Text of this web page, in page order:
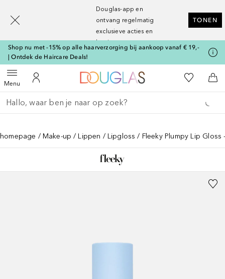
Douglas-app en
ontvang regelmatig
exclusieve acties en
kortingen
TONEN
Shop nu met -15% op alle haarverzorging bij aankoop vanaf € 19,-
| Ontdek de Haircare Deals!
MenuOpen menuNaar Mijn Account
Naar Douglas Home
Naar Mijn
Ga terug
Zoekopdracht uitvoeren
homepage Make-up Lippen Lipgloss Fleeky Plumpy Lip
[navigation.slideout.screenreader]